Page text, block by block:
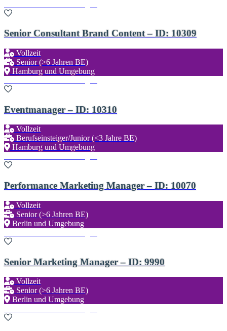
Senior Consultant Brand Content – ID: 10309
Vollzeit
Senior (>6 Jahren BE)
Hamburg und Umgebung
Eventmanager – ID: 10310
Vollzeit
Berufseinsteiger/Junior (<3 Jahre BE)
Hamburg und Umgebung
Performance Marketing Manager – ID: 10070
Vollzeit
Senior (>6 Jahren BE)
Berlin und Umgebung
Senior Marketing Manager – ID: 9990
Vollzeit
Senior (>6 Jahren BE)
Berlin und Umgebung